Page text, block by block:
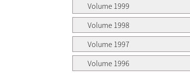
Volume 1999
Volume 1998
Volume 1997
Volume 1996